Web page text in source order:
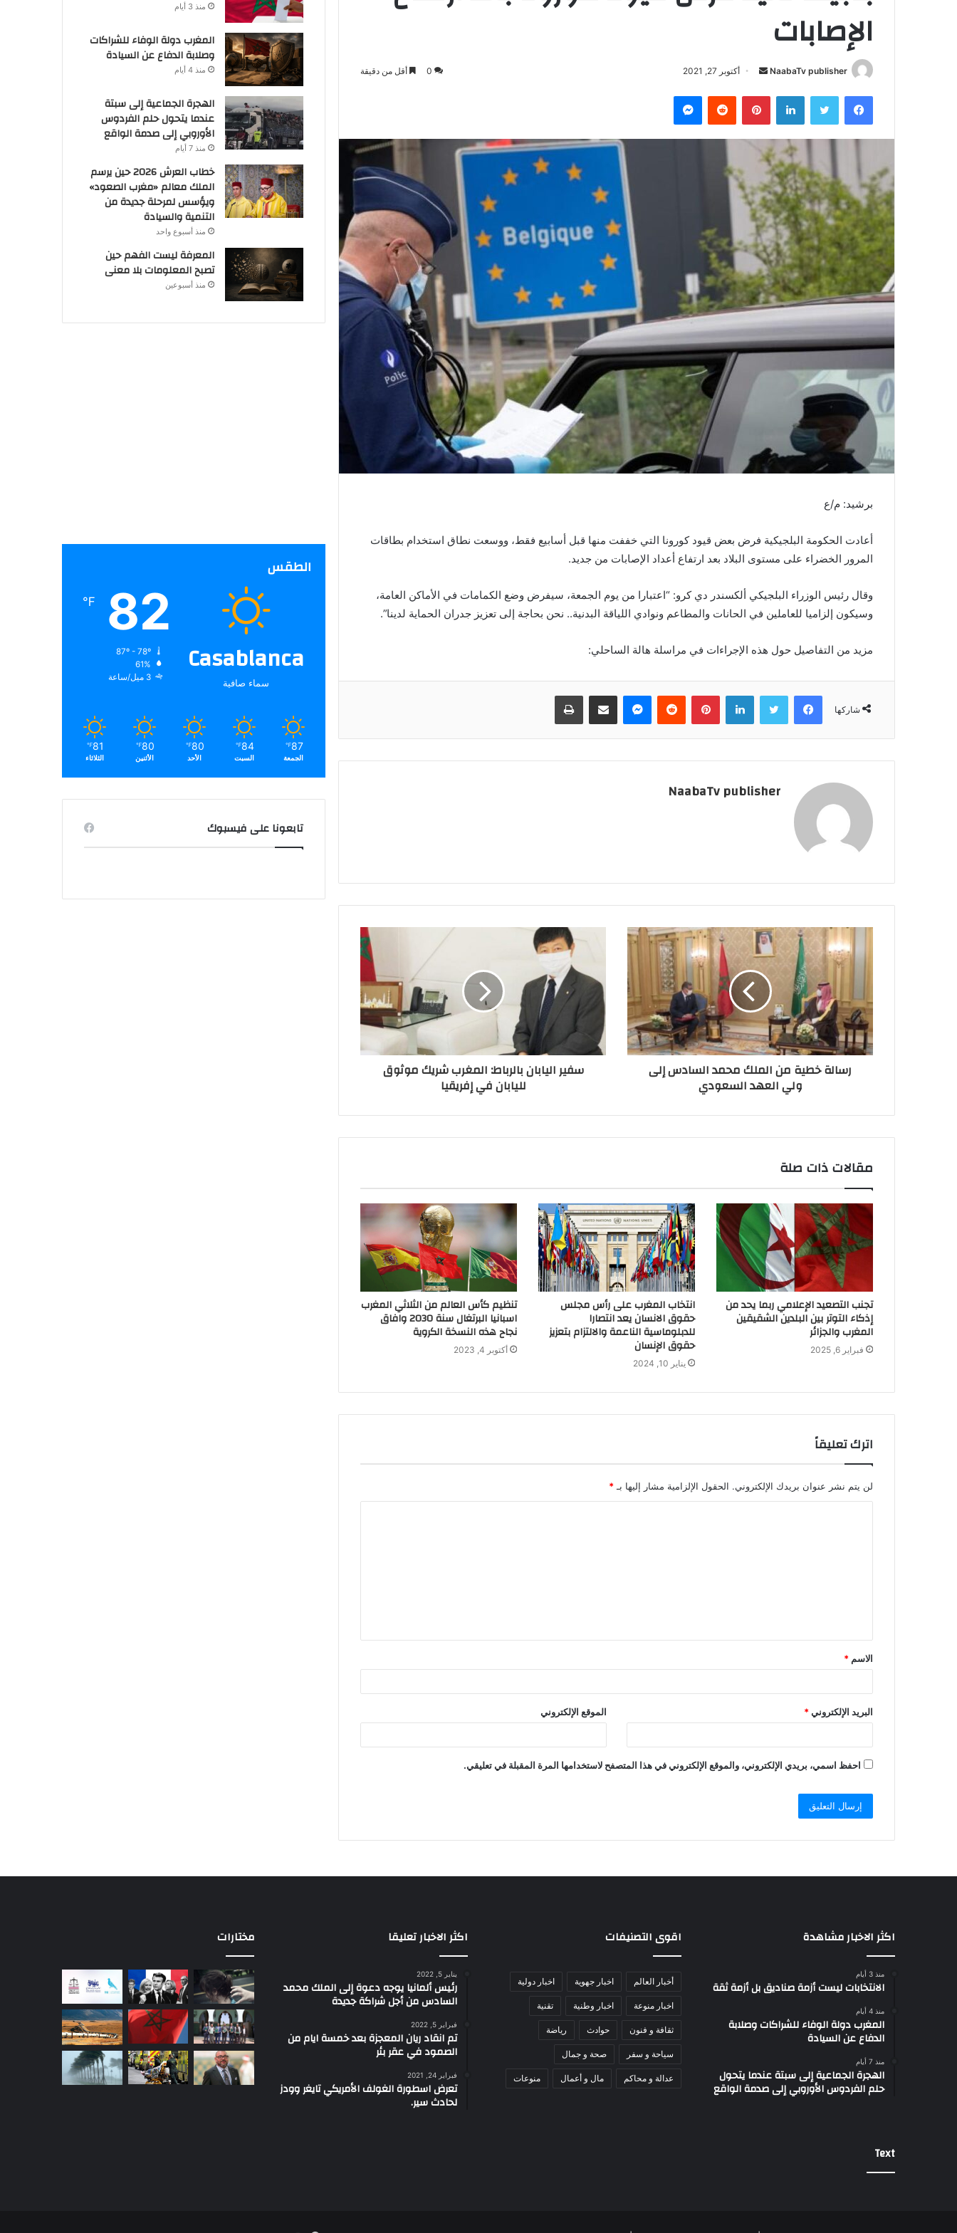
الإصابات
NaabaTv publisher
س
ب
د
ا
إ
ل
ك
ت
ر
و
ن
ي
أكتوبر 27, 2021 0 أقل من دقيقة
فيسبوك لينكدإن بينتيريست
برشيد: م/ع
أعادت الحكومة البلجيكية فرض بعض قيود كورونا التي خففت منها قبل أسابيع فقط، ووسعت نطاق استخدام بطاقات
المرور الخضراء على مستوى البلاد بعد ارتفاع أعداد الإصابات من جديد.
وقال رئيس الوزراء البلجيكي ألكسندر دي كرو: “اعتبارا من يوم الجمعة، سيفرض وضع الكمامات في الأماكن العامة،
وسيكون إلزاميا للعاملين في الحانات والمطاعم ونوادي اللياقة البدنية.. نحن بحاجة إلى تعزيز جدران الحماية لدينا”.
مزيد من التفاصيل حول هذه الإجراءات في مراسلة هالة الساحلي:
شاركها
فيسبوك لينكدإن بينتيريست
NaabaTv publisher
رسالة خطية من الملك محمد السادس إلى
ولي العهد السعودي
سفير اليابان بالرباط: المغرب شريك موثوق
لليابان في إفريقيا
مقالات ذات صلة
تجنب التصعيد الإعلامي ربما يحد من
إذكاء التوتر بين البلدين الشقيقين
المغرب والجزائر
فبراير 6, 2025
انتخاب المغرب على رأس مجلس
حقوق الانسان يعد انتصارا
للدبلوماسية الناعمة والالتزام بتعزيز
حقوق الإنسان
يناير 10, 2024
تنظيم كأس العالم من الثلاثي المغرب
اسبانيا البرتغال سنة 2030 وافاق
نجاح هذه النسخة الكروية
أكتوبر 4, 2023
اترك تعليقاً
لن يتم نشر عنوان بريدك الإلكتروني. الحقول الإلزامية مشار إليها بـ*
الاسم *
البريد الإلكتروني* الموقع الإلكتروني
احفظ اسمي، بريدي الإلكتروني، والموقع الإلكتروني في هذا المتصفح لاستخدامها المرة المقبلة في تعليقي.
منذ 3 أيام
المغرب دولة الوفاء للشراكات
وصلابة الدفاع عن السيادة
منذ 4 أيام
الهجرة الجماعية إلى سبتة
عندما يتحول حلم الفردوس
الأوروبي إلى صدمة الواقع
منذ 7 أيام
خطاب العرش 2026 حين يرسم
الملك معالم «مغرب الصعود»
ويؤسس لمرحلة جديدة من
التنمية والسيادة
منذ أسبوع واحد
المعرفة ليست الفهم حين
تصبح المعلومات بلا معنى
منذ أسبوعين
الطقس
Casablanca
سماء صافية
82
℉
61%
3 ميل/ساعة
87
℉
الجمعة
84
℉
السبت
80
℉
الأحد
80
℉
الأثنين
81
℉
الثلاثاء
تابعونا على فيسبوك
اكثر الاخبار مشاهدة
منذ 3 أيام
الانتخابات ليست أزمة صناديق بل أزمة ثقة
منذ 4 أيام
المغرب دولة الوفاء للشراكات وصلابة
الدفاع عن السيادة
منذ 7 أيام
الهجرة الجماعية إلى سبتة عندما يتحول
حلم الفردوس الأوروبي إلى صدمة الواقع
اقوى التصنيفات
أخبار العالم اخبار جهوية اخبار دولية
اخبار منوعة اخبار وطنية تقنية
ثقافة و فنون حوادث رياضة
سياحة و سفر صحة و جمال
عدالة و محاكم مال و أعمال منوعات
اكثر الاخبار تعليقا
يناير 5, 2022
رئيس ألمانيا يوجه دعوة إلى الملك محمد
السادس من أجل شراكة جديدة
فبراير 5, 2022
تم انقاد ريان المعجزة بعد خمسة ايام من
الصمود في عقر بئر
فبراير 24, 2021
تعرض اسطورة الغولف الأمريكي تايغر وودز
لحادث سير.
مختارات
Text